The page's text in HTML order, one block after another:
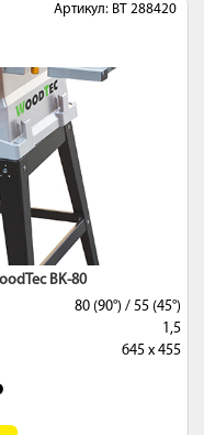
Артикул: BT 288420
BK-80
80 (90°) / 55 (45°)
1,5
645 x 455